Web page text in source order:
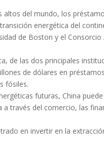
del mundo, los
energética del
de Boston y el Consorcio
de las dos principales
de dólares en
fósiles.
futuras, China
través del comercio, las
en invertir en la